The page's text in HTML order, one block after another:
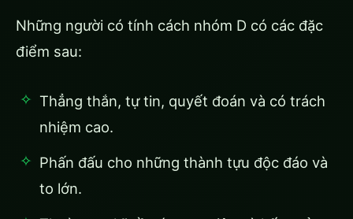
Những người có tính cách nhóm D có các đặc
điểm sau:
Thẳng thắn, tự tin, quyết đoán và có trách
nhiệm cao.
Phấn đấu cho những thành tựu độc đáo và
to lớn.